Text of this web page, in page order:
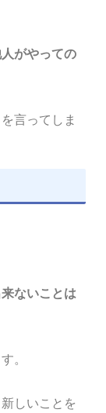
がやっての
言ってしま
ないことは
。
しいことを